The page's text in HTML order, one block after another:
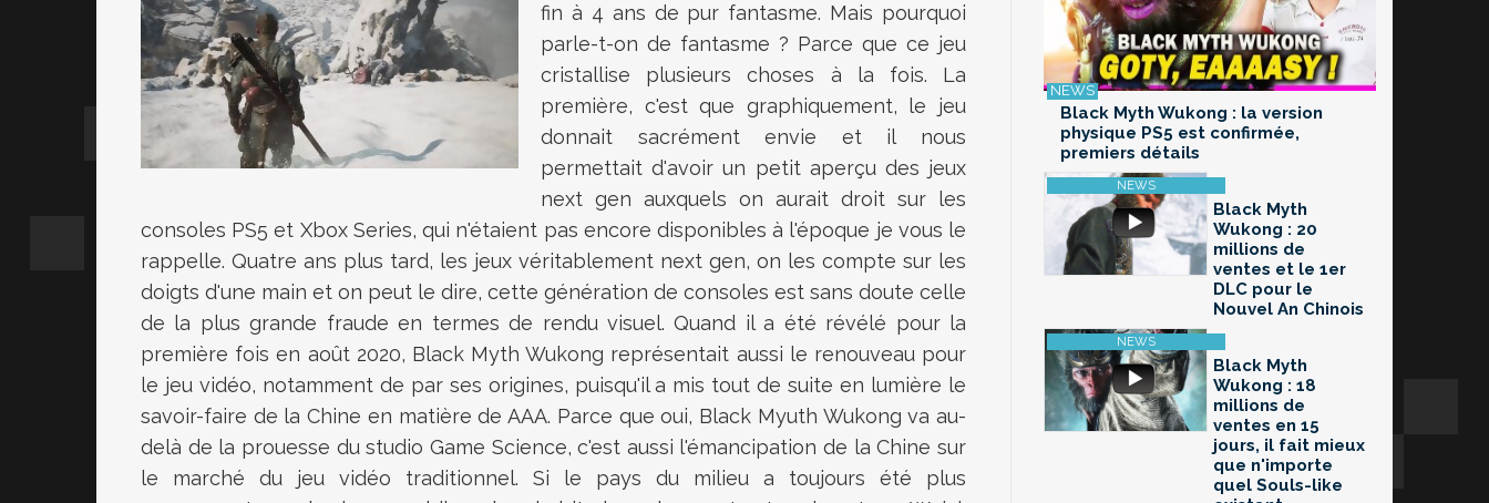
fin à 4 ans de pur fantasme. Mais pourquoi
parle-t-on de fantasme ? Parce que ce jeu
cristallise plusieurs choses à la fois. La
première, c'est que graphiquement, le jeu
donnait sacrément envie et il nous
permettait d'avoir un petit aperçu des jeux
next gen auxquels on aurait droit sur les
consoles PS5 et Xbox Series, qui n'étaient pas encore disponibles à l'époque je vous le
rappelle. Quatre ans plus tard, les jeux véritablement next gen, on les compte sur les
doigts d'une main et on peut le dire, cette génération de consoles est sans doute celle
de la plus grande fraude en termes de rendu visuel. Quand il a été révélé pour la
première fois en août 2020, Black Myth Wukong représentait aussi le renouveau pour
le jeu vidéo, notamment de par ses origines, puisqu'il a mis tout de suite en lumière le
savoir-faire de la Chine en matière de AAA. Parce que oui, Black Myuth Wukong va au-
delà de la prouesse du studio Game Science, c'est aussi l'émancipation de la Chine sur
le marché du jeu vidéo traditionnel. Si le pays du milieu a toujours été plus
Black Myth Wukong : la version
physique PS5 est confirmée,
premiers détails
Black Myth
Wukong : 20
millions de
ventes et le 1er
DLC pour le
Nouvel An Chinois
Black Myth
Wukong : 18
millions de
ventes en 15
jours, il fait mieux
que n'importe
quel Souls-like